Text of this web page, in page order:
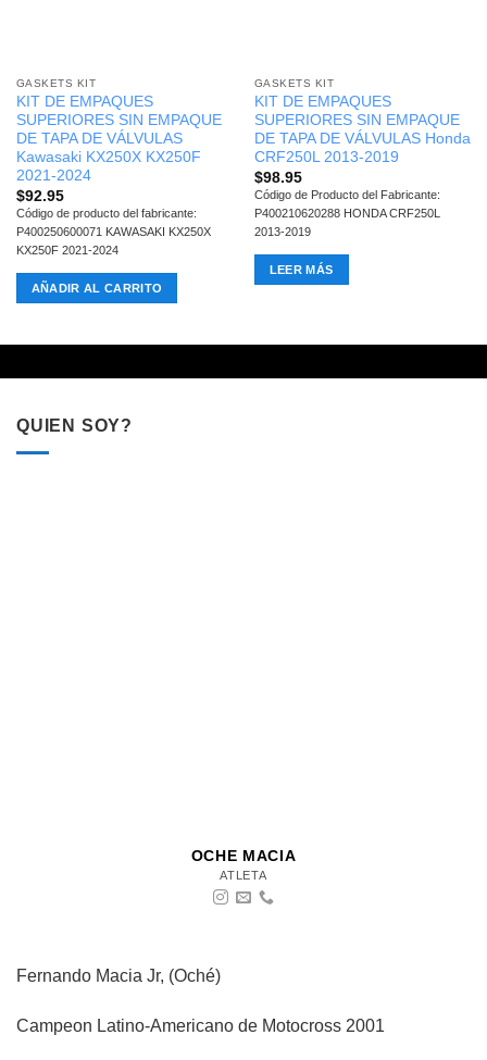
GASKETS KIT
KIT DE EMPAQUES
SUPERIORES SIN EMPAQUE
DE TAPA DE VÁLVULAS
Kawasaki KX250X KX250F
2021-2024
$92.95
Código de producto del fabricante:
P400250600071 KAWASAKI KX250X
KX250F 2021-2024
AÑADIR AL CARRITO
GASKETS KIT
KIT DE EMPAQUES
SUPERIORES SIN EMPAQUE
DE TAPA DE VÁLVULAS Honda
CRF250L 2013-2019
$98.95
Código de Producto del Fabricante:
P400210620288 HONDA CRF250L
2013-2019
LEER MÁS
QUIEN SOY?
OCHE MACIA
ATLETA
Fernando Macia Jr, (Oché)
Campeon Latino-Americano de Motocross 2001